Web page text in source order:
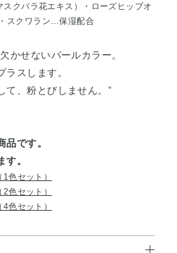
クバラ花エキス）・ローズヒップオ
スクワラン…保湿配合
かせないパールカラー。
ラスします。
て、粉とびしません。”
品です。
。
色セット）
色セット）
色セット）